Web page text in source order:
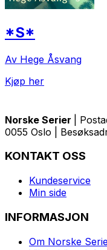
*S*
Av Hege Åsvang
Kjøp her
Norske Serier
|
0055 Oslo |
KONTAKT OSS
Kundeservice
Min side
INFORMASJON
Om Norske